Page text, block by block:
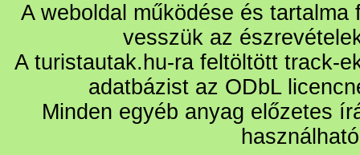
A weboldal működése és
vesszük az
A turistautak.hu-ra feltöltött track-
adatbázist az ODbL
Minden egyéb anyag előzetes